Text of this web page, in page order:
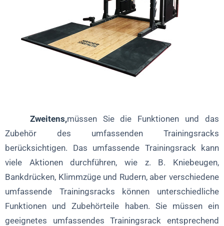
Zweitens,müssen Sie die Funktionen und das
Zubehör des umfassenden Trainingsracks
berücksichtigen. Das umfassende Trainingsrack kann
viele Aktionen durchführen, wie z. B. Kniebeugen,
Bankdrücken, Klimmzüge und Rudern, aber verschiedene
umfassende Trainingsracks können unterschiedliche
Funktionen und Zubehörteile haben. Sie müssen ein
geeignetes umfassendes Trainingsrack entsprechend